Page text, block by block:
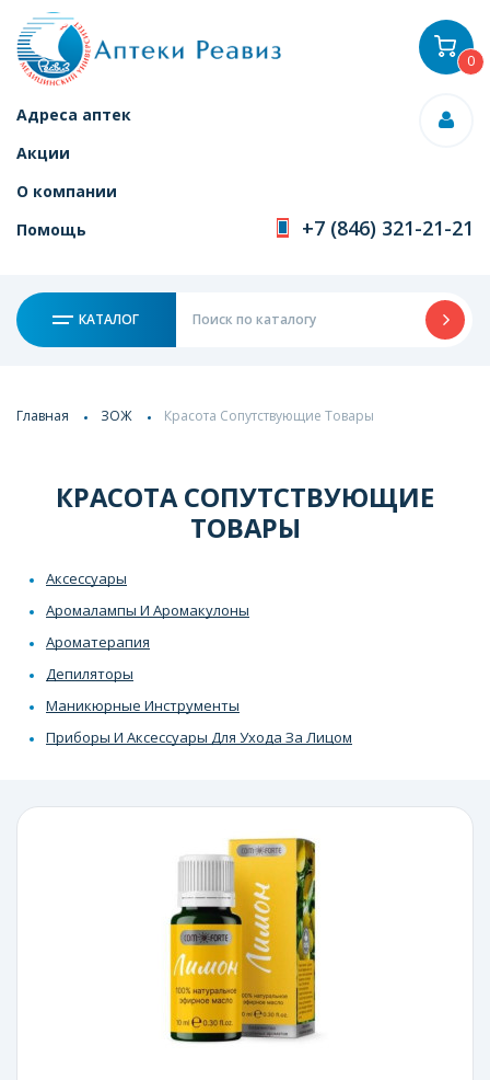
Адреса аптек
Акции
О компании
Помощь
+7 (846) 321-21-21
КАТАЛОГ
0
Главная ЗОЖ Красота Сопутствующие Товары
КРАСОТА СОПУТСТВУЮЩИЕ
ТОВАРЫ
Аксессуары
Аромалампы И Аромакулоны
Ароматерапия
Депиляторы
Маникюрные Инструменты
Приборы И Аксессуары Для Ухода За Лицом